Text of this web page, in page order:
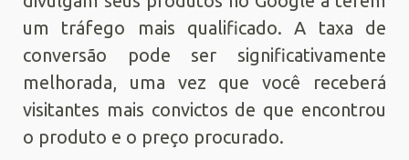
um tráfego mais qualificado. A taxa de
conversão pode ser significativamente
melhorada, uma vez que você receberá
visitantes mais convictos de que encontrou
o produto e o preço procurado.